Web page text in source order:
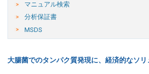
マニュアル検索
分析保証書
MSDS
大腸菌でのタンパク質発現に、経済的なソ